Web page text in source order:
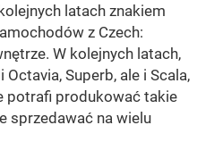
latach znakiem
z Czech:
W kolejnych latach,
Superb, ale i Scala,
potrafi produkować takie
sprzedawać na wielu